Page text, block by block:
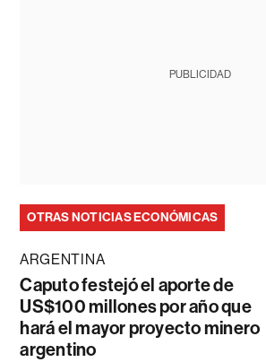
PUBLICIDAD
OTRAS NOTICIAS ECONÓMICAS
ARGENTINA
Caputo festejó el aporte de
US$100 millones por año que
hará el mayor proyecto minero
argentino